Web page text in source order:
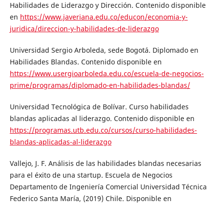
Habilidades de Liderazgo y Dirección. Contenido disponible
en https://www.javeriana.edu.co/educon/economia-y-
juridica/direccion-y-habilidades-de-liderazgo
Universidad Sergio Arboleda, sede Bogotá. Diplomado en
Habilidades Blandas. Contenido disponible en
https://www.usergioarboleda.edu.co/escuela-de-negocios-
prime/programas/diplomado-en-habilidades-blandas/
Universidad Tecnológica de Bolívar. Curso habilidades
blandas aplicadas al liderazgo. Contenido disponible en
https://programas.utb.edu.co/cursos/curso-habilidades-
blandas-aplicadas-al-liderazgo
Vallejo, J. F. Análisis de las habilidades blandas necesarias
para el éxito de una startup. Escuela de Negocios
Departamento de Ingeniería Comercial Universidad Técnica
Federico Santa María, (2019) Chile. Disponible en